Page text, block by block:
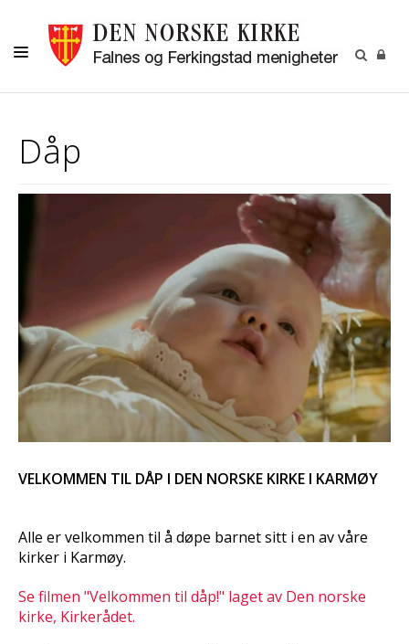
DÅP -VIGSEL-GRAVFERD
Dåp
VELKOMMEN TIL DÅP I DEN NORSKE KIRKE I KARMØY
Alle er velkommen til å døpe barnet sitt i en av våre
kirker i Karmøy.
Se filmen "Velkommen til dåp!" laget av Den norske
kirke, Kirkerådet.